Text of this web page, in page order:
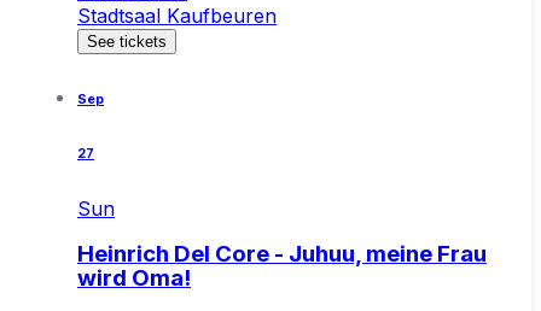
Stadtsaal Kaufbeuren
See tickets
Sep
27
Sun
Heinrich Del Core - Juhuu, meine Frau
wird Oma!